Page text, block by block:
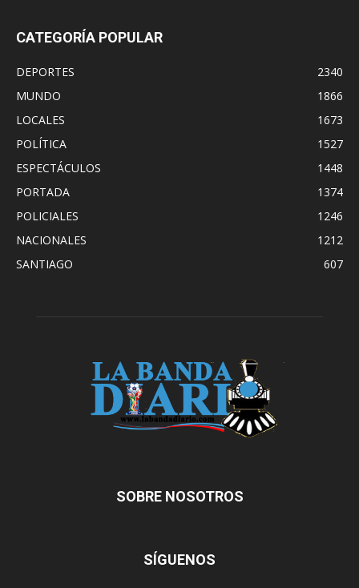
CATEGORÍA POPULAR
DEPORTES
2340
MUNDO
1866
LOCALES
1673
POLÍTICA
1527
ESPECTÁCULOS
1448
PORTADA
1374
POLICIALES
1246
NACIONALES
1212
SANTIAGO
607
SOBRE NOSOTROS
SÍGUENOS